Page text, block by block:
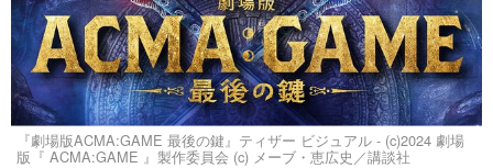
『劇場版ACMA:GAME 最後の鍵』ティザー ビジュアル - (c)2024 劇場
版『 ACMA:GAME 』製作委員会 (c) メーブ・恵広史／講談社